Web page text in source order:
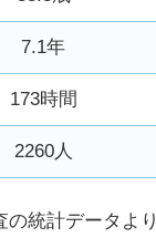
7.1年
173時間
2260人
統計データより